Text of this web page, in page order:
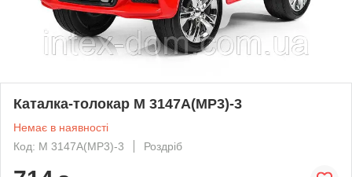
Каталка-толокар M 3147A(MP3)-3
Немає в наявності
Код: M 3147A(MP3)-3
Роздріб